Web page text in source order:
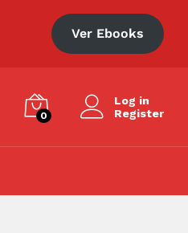
Ver Ebooks
0
Log in
Register
Añadir al carrito